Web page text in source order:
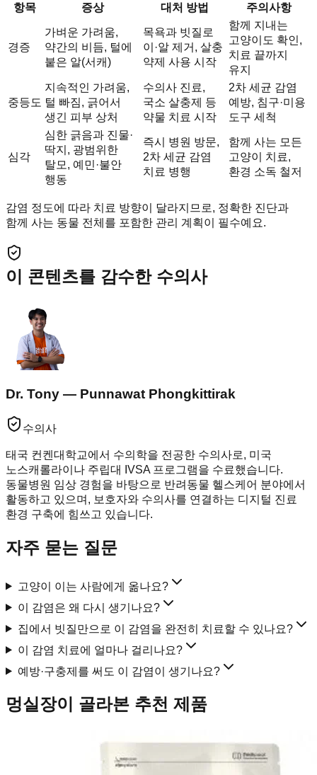
항목 증상 대처 방법 주의사항
경증
가벼운 가려움,
약간의 비듬, 털에
붙은 알(서캐)
목욕과 빗질로
이·알 제거, 살충
약제 사용 시작
함께 지내는
고양이도 확인,
치료 끝까지
유지
중등도
지속적인 가려움,
털 빠짐, 긁어서
생긴 피부 상처
수의사 진료,
국소 살충제 등
약물 치료 시작
2차 세균 감염
예방, 침구·미용
도구 세척
심각
심한 긁음과 진물·
딱지, 광범위한
탈모, 예민·불안
행동
즉시 병원 방문,
2차 세균 감염
치료 병행
함께 사는 모든
고양이 치료,
환경 소독 철저
감염 정도에 따라 치료 방향이 달라지므로, 정확한 진단과
함께 사는 동물 전체를 포함한 관리 계획이 필수예요.
이 콘텐츠를 감수한 수의사
Dr. Tony — Punnawat Phongkittirak
수의사
태국 컨켄대학교에서 수의학을 전공한 수의사로, 미국
노스캐롤라이나 주립대 IVSA 프로그램을 수료했습니다.
동물병원 임상 경험을 바탕으로 반려동물 헬스케어 분야에서
활동하고 있으며, 보호자와 수의사를 연결하는 디지털 진료
환경 구축에 힘쓰고 있습니다.
자주 묻는 질문
고양이 이는 사람에게 옮나요?
이 감염은 왜 다시 생기나요?
집에서 빗질만으로 이 감염을 완전히 치료할 수 있나요?
이 감염 치료에 얼마나 걸리나요?
예방·구충제를 써도 이 감염이 생기나요?
멍실장이 골라본 추천 제품